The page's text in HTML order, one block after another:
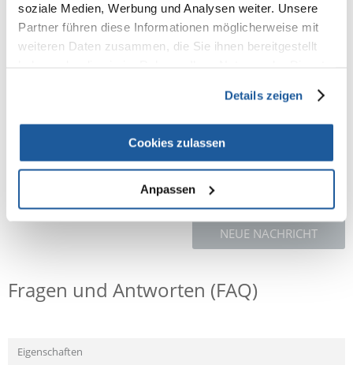
soziale Medien, Werbung und Analysen weiter. Unsere
Partner führen diese Informationen möglicherweise mit
weiteren Daten zusammen, die Sie ihnen bereitgestellt
Details zeigen
Cookies zulassen
Anpassen
Die TRIXIE Hair Collection Brush wurde für Haustierbesitzer entwickelt,
die mit dem Problem von Haaren auf Kleidung und Polstermöbeln zu
kämpfen haben. Diese innovative Bürste entfernt schnell und effektiv
Hautschuppen, Flusen und sogar die feinsten Haare und lässt die
Die aus hochwertiger Baumwolle, Polyester und Kunststoff gefertigte
samtige Oberfläche sorgt für ein effektives Aufsammeln von Tierhaaren,
ohne das Gewebe zu beschädigen, und eignet sich daher ideal für
empfindliche Kleidungsstücke und strapazierfähige Polsterungen.
NEUE NACHRICHT
Fragen und Antworten (FAQ)
Eigenschaften